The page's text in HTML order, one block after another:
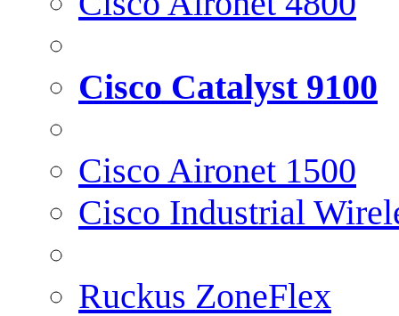
Cisco Catalyst 9100
Cisco Aironet 1500
Cisco Industrial
Ruckus ZoneFlex